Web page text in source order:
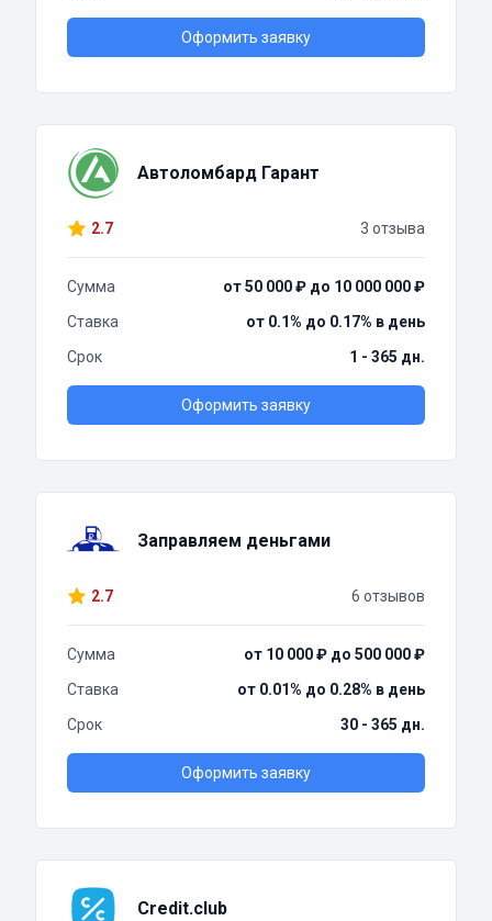
Оформить заявку
Автоломбард Гарант
2.7 3 отзыва
Сумма
от 50 000 ₽ до 10 000 000 ₽
Ставка
от 0.1% до 0.17% в день
Срок
1 - 365 дн.
Оформить заявку
Заправляем деньгами
2.7 6 отзывов
Сумма
от 10 000 ₽ до 500 000 ₽
Ставка
от 0.01% до 0.28% в день
Срок
30 - 365 дн.
Оформить заявку
Credit.club